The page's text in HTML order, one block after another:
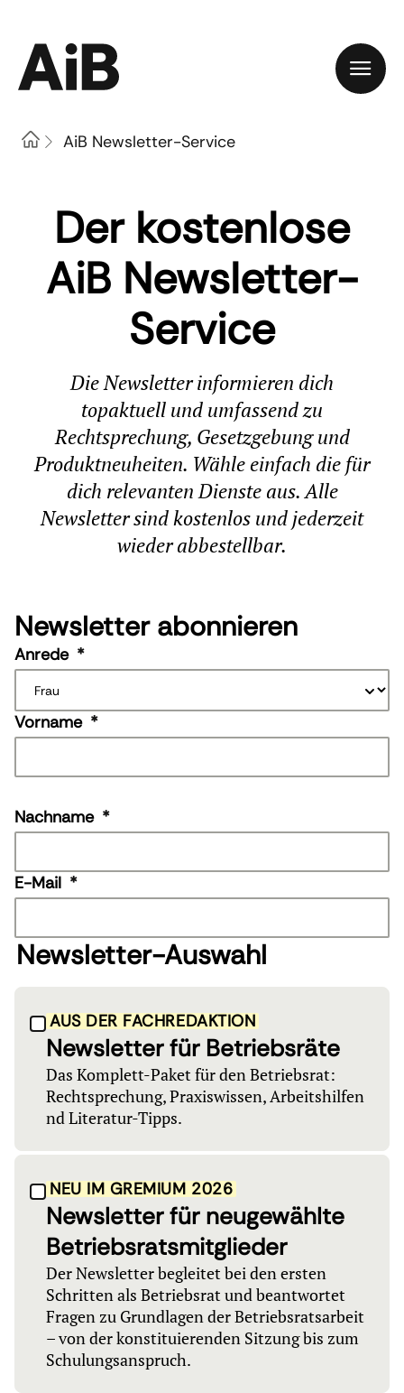
HomeAiB Newsletter-Service
Der kostenlose
AiB Newsletter-
Service
Die Newsletter informieren dich
topaktuell und umfassend zu
Rechtsprechung, Gesetzgebung und
Produktneuheiten. Wähle einfach die für
dich relevanten Dienste aus. Alle
Newsletter sind kostenlos und jederzeit
wieder abbestellbar.
Newsletter abonnieren
Anrede *
Vorname *
Nachname *
E-Mail *
Newsletter-Auswahl
AUS DER FACHREDAKTION
Newsletter für Betriebsräte
Das Komplett-Paket für den Betriebsrat:
Rechtsprechung, Praxiswissen, Arbeitshilfen
nd Literatur-Tipps.
NEU IM GREMIUM 2026
Newsletter für neugewählte
Betriebsratsmitglieder
Der Newsletter begleitet bei den ersten
Schritten als Betriebsrat und beantwortet
Fragen zu Grundlagen der Betriebsratsarbeit
– von der konstituierenden Sitzung bis zum
Schulungsanspruch.